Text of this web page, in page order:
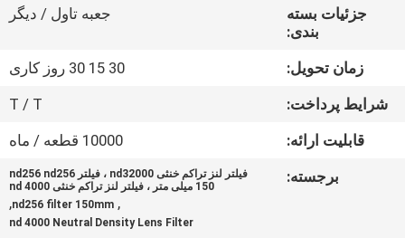
کیفیت
ما
تماس
جزئیات بسته
بندی:
جعبه تاول / دیگر
زمان تحویل:
30 15 30 روز کاری
شرایط پرداخت:
T / T
قابلیت ارائه:
10000 قطعه / ماه
برجسته:
فیلتر لنز تراکم خنثی nd32000 ، فیلتر nd256 nd256
150 میلی متر ، فیلتر لنز تراکم خنثی 4000 nd
,
nd256 filter 150mm
,
nd 4000 Neutral Density Lens Filter